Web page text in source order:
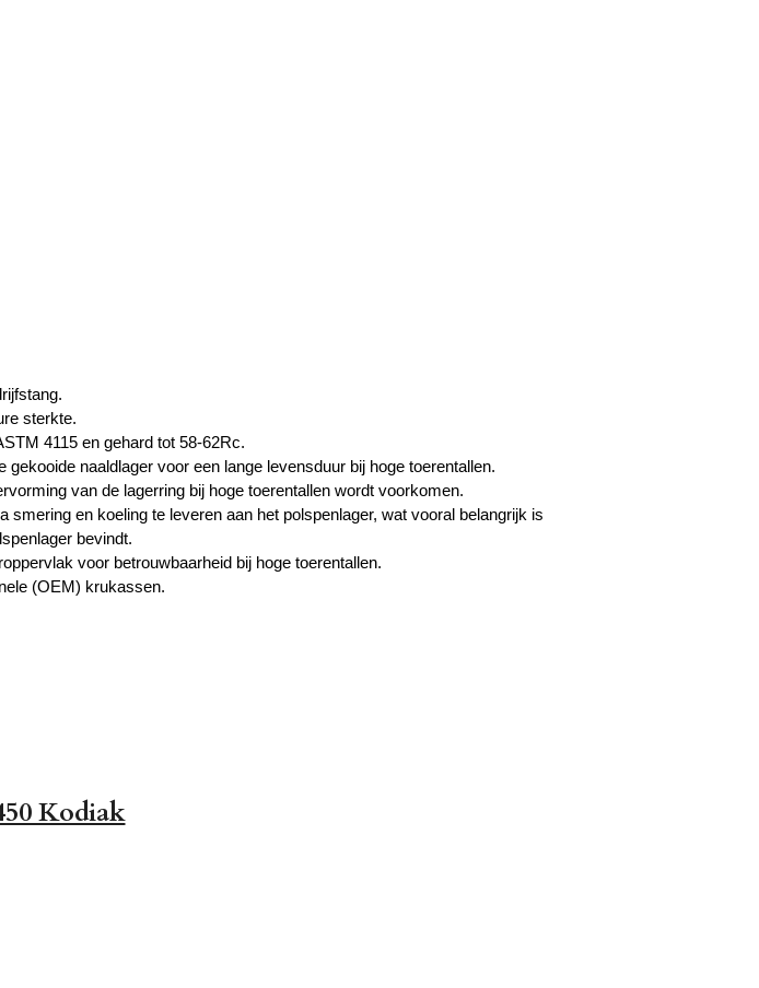
sterkte.
4115 en gehard tot 58-62Rc.
naaldlager voor een lange levensduur bij hoge toerentallen.
van de lagerring bij hoge toerentallen wordt voorkomen.
smering en koeling te leveren aan het polspenlager, wat vooral belangrijk is
bevindt.
voor betrouwbaarheid bij hoge toerentallen.
(OEM) krukassen.
Kodiak